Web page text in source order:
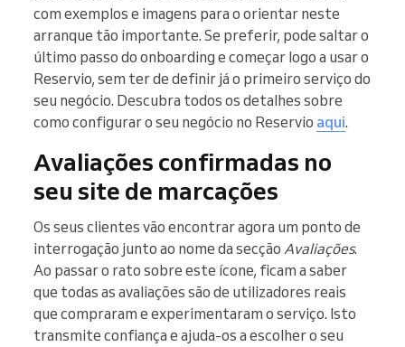
com exemplos e imagens para o orientar neste
arranque tão importante. Se preferir, pode saltar o
último passo do onboarding e começar logo a usar o
Reservio, sem ter de definir já o primeiro serviço do
seu negócio. Descubra todos os detalhes sobre
como configurar o seu negócio no Reservio aqui.
Avaliações confirmadas no
seu site de marcações
Os seus clientes vão encontrar agora um ponto de
interrogação junto ao nome da secção Avaliações.
Ao passar o rato sobre este ícone, ficam a saber
que todas as avaliações são de utilizadores reais
que compraram e experimentaram o serviço. Isto
transmite confiança e ajuda-os a escolher o seu